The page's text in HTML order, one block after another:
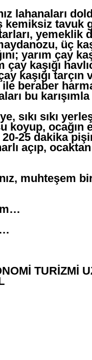
lahanaları
kemiksiz tavuk
yemeklik
üç
yarım çay
çay kaşığı
kaşığı tarçın
beraber
bu
sıkı sıkı
koyup, ocağın
20-25 dakika
açıp,
muhteşem
TURİZMİ